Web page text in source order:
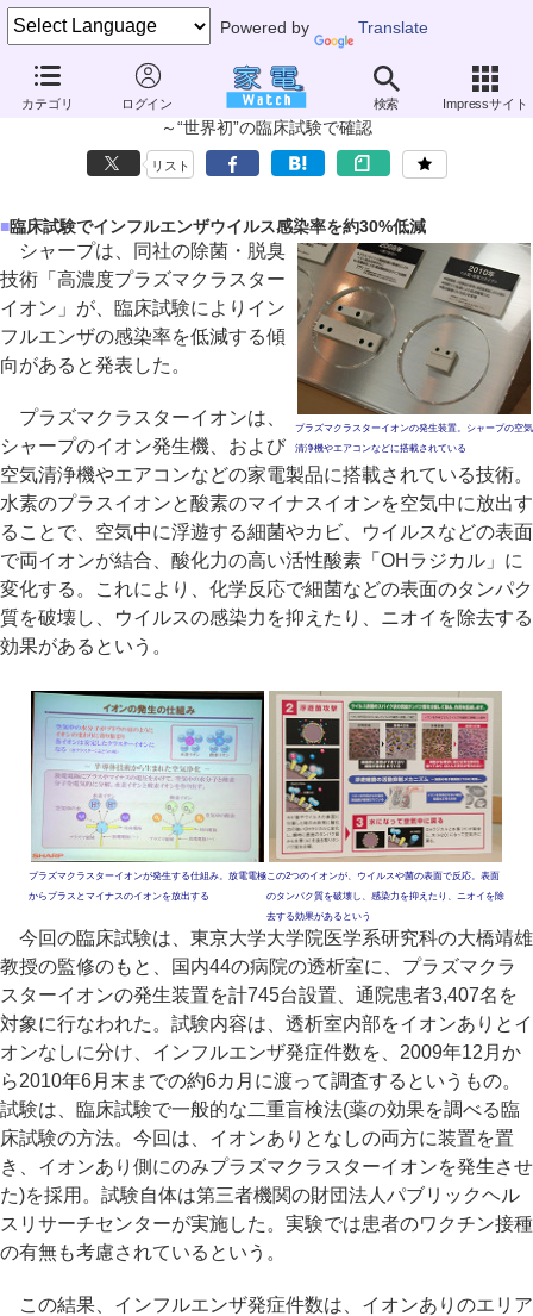
Powered by Translate
カテゴリ ログイン 検索 Impressサイト
シャープのプラズマクラスターイオン、インフルエンザウイルス感染率
の低減に効果
～“世界初”の臨床試験で確認
リスト
■臨床試験でインフルエンザウイルス感染率を約30%低減
プラズマクラスターイオンの発生装置。シャープの空気
清浄機やエアコンなどに搭載されている
シャープは、同社の除菌・脱臭
技術「高濃度プラズマクラスター
イオン」が、臨床試験によりイン
フルエンザの感染率を低減する傾
向があると発表した。
プラズマクラスターイオンは、
シャープのイオン発生機、および
空気清浄機やエアコンなどの家電製品に搭載されている技術。
水素のプラスイオンと酸素のマイナスイオンを空気中に放出す
ることで、空気中に浮遊する細菌やカビ、ウイルスなどの表面
で両イオンが結合、酸化力の高い活性酸素「OHラジカル」に
変化する。これにより、化学反応で細菌などの表面のタンパク
質を破壊し、ウイルスの感染力を抑えたり、ニオイを除去する
効果があるという。
プラズマクラスターイオンが発生する仕組み。放電電極
からプラスとマイナスのイオンを放出する
この2つのイオンが、ウイルスや菌の表面で反応。表面
のタンパク質を破壊し、感染力を抑えたり、ニオイを除
去する効果があるという
今回の臨床試験は、東京大学大学院医学系研究科の大橋靖雄
教授の監修のもと、国内44の病院の透析室に、プラズマクラ
スターイオンの発生装置を計745台設置、通院患者3,407名を
対象に行なわれた。試験内容は、透析室内部をイオンありとイ
オンなしに分け、インフルエンザ発症件数を、2009年12月か
ら2010年6月末までの約6カ月に渡って調査するというもの。
試験は、臨床試験で一般的な二重盲検法(薬の効果を調べる臨
床試験の方法。今回は、イオンありとなしの両方に装置を置
き、イオンあり側にのみプラズマクラスターイオンを発生させ
た)を採用。試験自体は第三者機関の財団法人パブリックヘル
スリサーチセンターが実施した。実験では患者のワクチン接種
の有無も考慮されているという。
この結果、インフルエンザ発症件数は、イオンありのエリア